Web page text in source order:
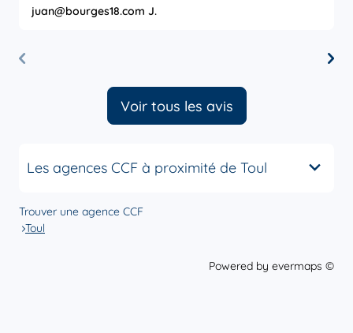
juan@bourges18.com J.
Voir tous les avis
Les agences CCF à proximité de Toul
Trouver une agence CCF
Toul
Powered by evermaps ©